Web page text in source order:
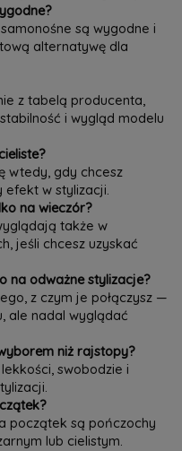
są wygodne i
alternatywę dla
z tabelą producenta,
i wygląd modelu
wtedy, gdy chcesz
efekt w stylizacji.
na wieczór?
także w
jeśli chcesz uzyskać
na odważne stylizacje?
z czym je połączysz —
ale nadal wyglądać
niż rajstopy?
swobodzie i
początek są pończochy
lub cielistym.